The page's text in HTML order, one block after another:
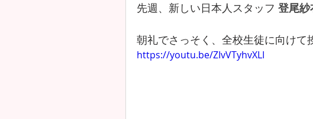
先週、新しい日本人スタッフ 登尾
朝礼でさっそく、全校生徒に向けて
https://youtu.be/ZIvVTyhvXLI